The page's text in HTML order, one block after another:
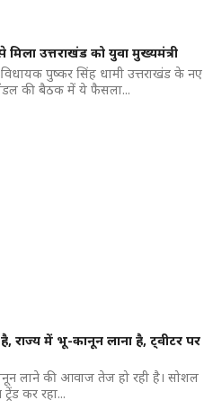
उत्तराखंड को युवा मुख्यमंत्री
पुष्कर सिंह धामी उत्तराखंड के नए
की बैठक में ये फैसला...
राज्य में भू-कानून लाना है, ट्वीटर पर
लाने की आवाज तेज हो रही है। सोशल
कर रहा...